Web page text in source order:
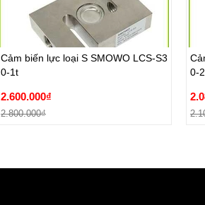
Cảm biến lực loại S SMOWO LCS-S3
0-1t
2.600.000₫
2.800.000₫
Cảm biến lực loại S SMOWO LCS-S3
2.600.000₫
0-